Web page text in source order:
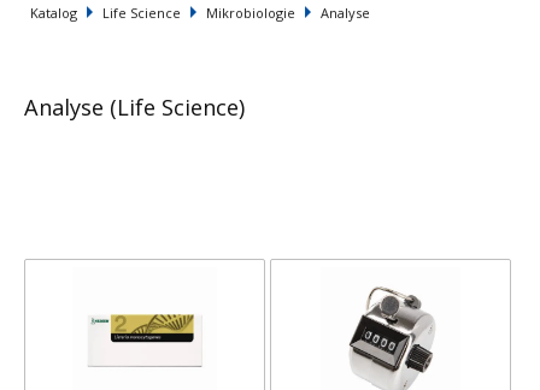
Katalog Life Science Mikrobiologie Analyse
Analyse (Life Science)